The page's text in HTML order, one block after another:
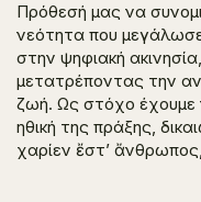
Πρόθεσή μας να
νεότητα που
στην ψηφιακή
μετατρέποντας την
ζωή. Ως στόχο έχουμε
ηθική της πράξης,
χαρίεν ἔστ’